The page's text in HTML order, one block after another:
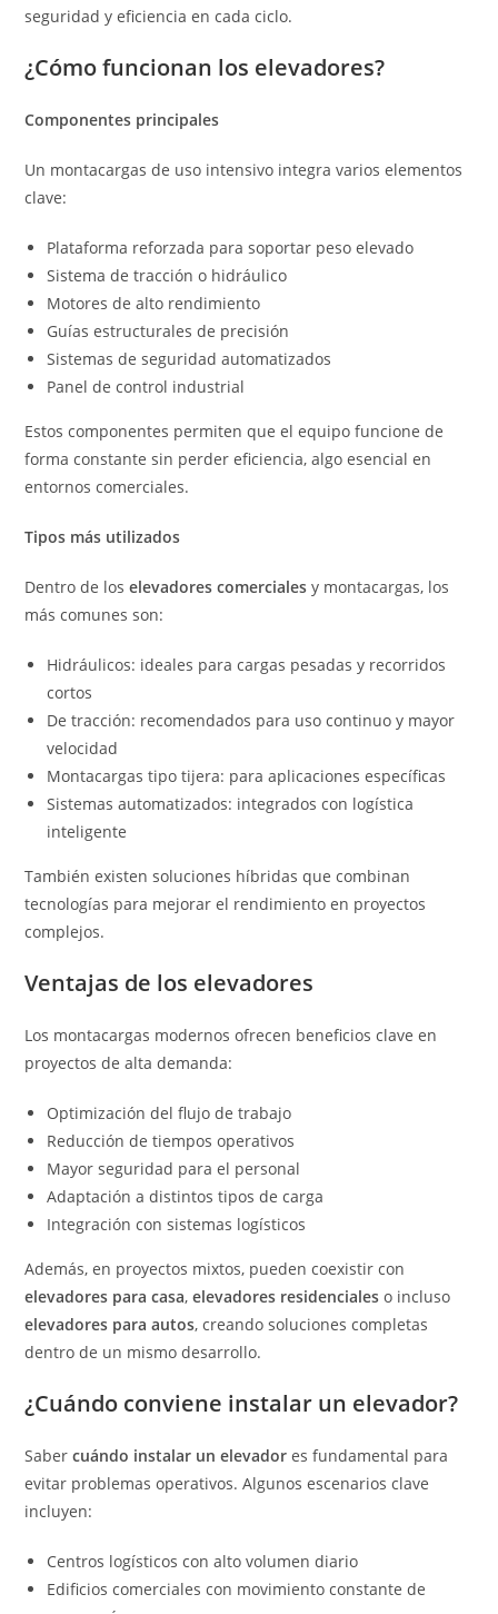
seguridad y eficiencia en cada ciclo.
¿Cómo funcionan los elevadores?
Componentes principales
Un montacargas de uso intensivo integra varios elementos
clave:
Plataforma reforzada para soportar peso elevado
Sistema de tracción o hidráulico
Motores de alto rendimiento
Guías estructurales de precisión
Sistemas de seguridad automatizados
Panel de control industrial
Estos componentes permiten que el equipo funcione de
forma constante sin perder eficiencia, algo esencial en
entornos comerciales.
Tipos más utilizados
Dentro de loselevadores comerciales y montacargas, los
más comunes son:
Hidráulicos: ideales para cargas pesadas y recorridos
cortos
De tracción: recomendados para uso continuo y mayor
velocidad
Montacargas tipo tijera: para aplicaciones específicas
Sistemas automatizados: integrados con logística
inteligente
También existen soluciones híbridas que combinan
tecnologías para mejorar el rendimiento en proyectos
complejos.
Ventajas de los elevadores
Los montacargas modernos ofrecen beneficios clave en
proyectos de alta demanda:
Optimización del flujo de trabajo
Reducción de tiempos operativos
Mayor seguridad para el personal
Adaptación a distintos tipos de carga
Integración con sistemas logísticos
Además, en proyectos mixtos, pueden coexistir con
elevadores para casa,elevadores residenciales o incluso
elevadores para autos, creando soluciones completas
dentro de un mismo desarrollo.
¿Cuándo conviene instalar un elevador?
Sabercuándo instalar un elevador es fundamental para
evitar problemas operativos. Algunos escenarios clave
incluyen:
Centros logísticos con alto volumen diario
Edificios comerciales con movimiento constante de